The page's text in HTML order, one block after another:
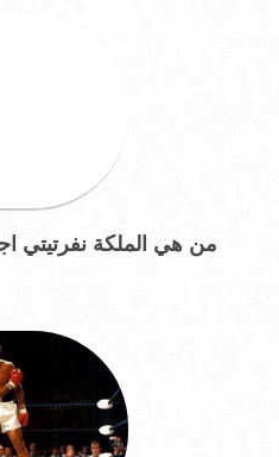
من هي الملكة نفرتيتي